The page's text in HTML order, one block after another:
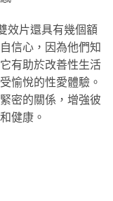
效片還具有幾個額
信心，因為他們知
有助於改善性生活
愉悅的性愛體驗。
密的關係，增強彼
健康。